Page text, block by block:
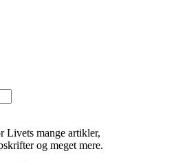
Livets mange artikler,
og meget mere.